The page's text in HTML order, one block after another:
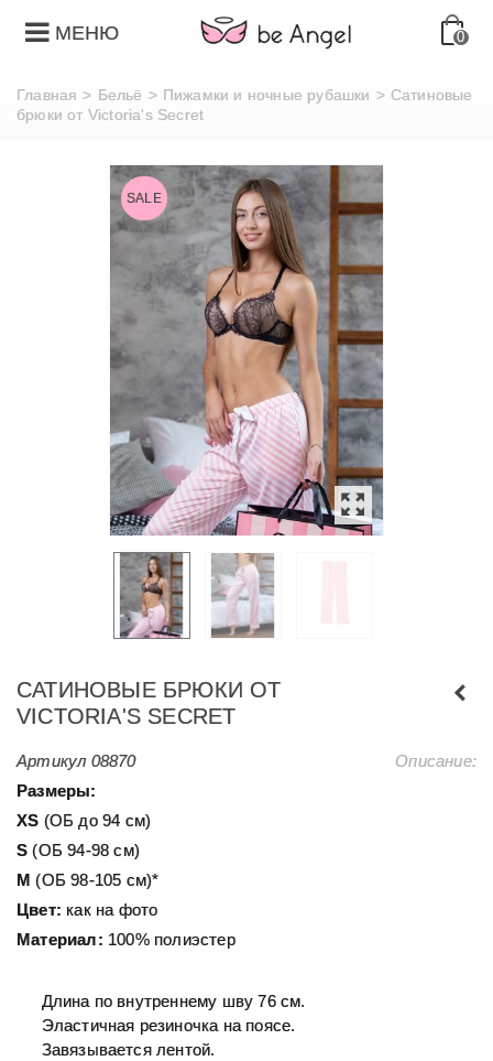
МЕНЮ 0
Главная > Бельё > Пижамки и ночные рубашки > Сатиновые
брюки от Victoria's Secret
SALE
САТИНОВЫЕ БРЮКИ ОТ
VICTORIA'S SECRET
Артикул 08870
Описание:
Размеры:
ХS (ОБ до 94 см)
S (ОБ 94-98 см)
M(ОБ 98-105 см)*
Цвет: как на фото
Материал: 100% полиэстер
Длина по внутреннему шву 76 см.
Эластичная резиночка на поясе.
Завязывается лентой.